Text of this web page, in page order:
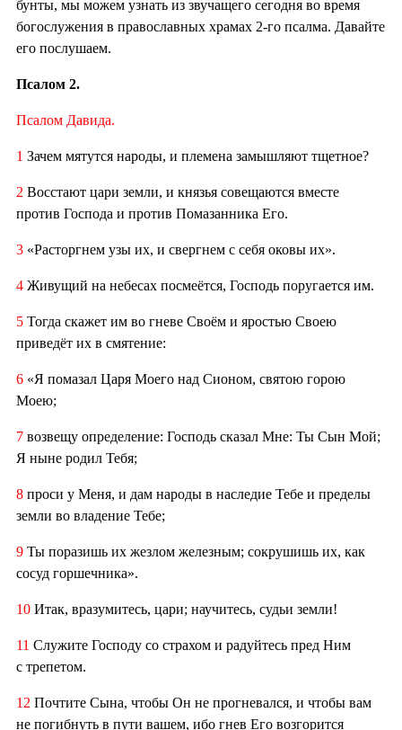
бунты, мы можем узнать из звучащего сегодня во время
богослужения в православных храмах 2-го псалма. Давайте
его послушаем.
Псалом 2.
Псалом Давида.
1 Зачем мятутся народы, и племена замышляют тщетное?
2 Восстают цари земли, и князья совещаются вместе
против Господа и против Помазанника Его.
3 «Расторгнем узы их, и свергнем с себя оковы их».
4 Живущий на небесах посмеётся, Господь поругается им.
5 Тогда скажет им во гневе Своём и яростью Своею
приведёт их в смятение:
6 «Я помазал Царя Моего над Сионом, святою горою
Моею;
7 возвещу определение: Господь сказал Мне: Ты Сын Мой;
Я ныне родил Тебя;
8 проси у Меня, и дам народы в наследие Тебе и пределы
земли во владение Тебе;
9 Ты поразишь их жезлом железным; сокрушишь их, как
сосуд горшечника».
10 Итак, вразумитесь, цари; научитесь, судьи земли!
11 Служите Господу со страхом и радуйтесь пред Ним
с трепетом.
12 Почтите Сына, чтобы Он не прогневался, и чтобы вам
не погибнуть в пути вашем, ибо гнев Его возгорится